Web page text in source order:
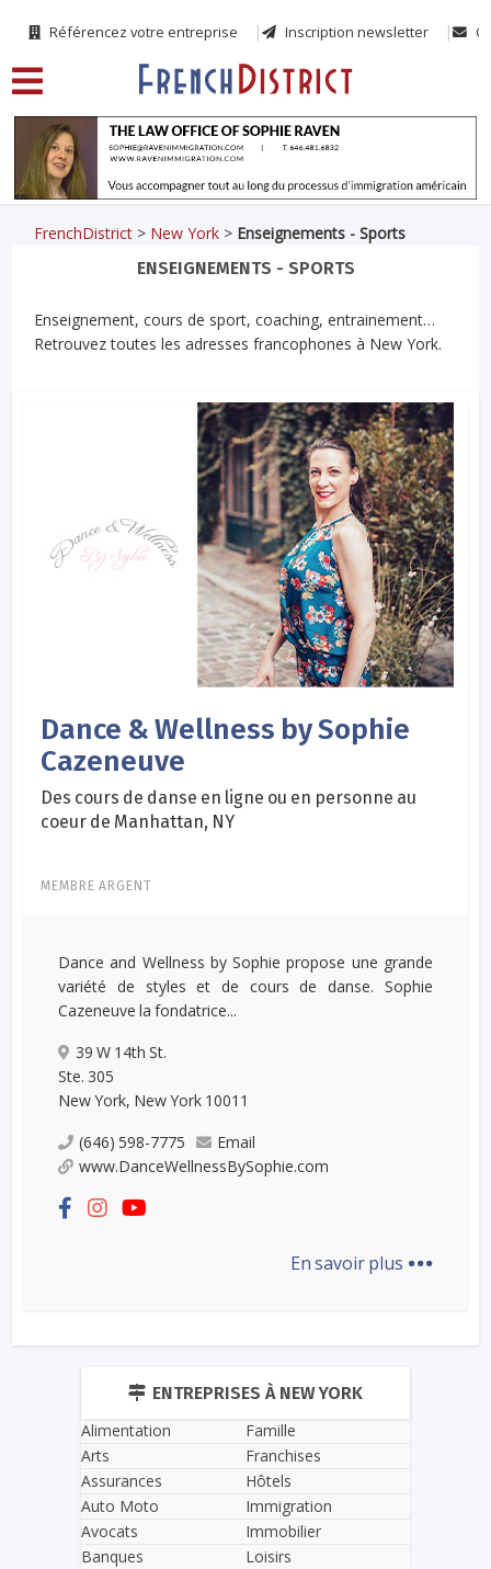
Référencez votre entreprise Inscription newsletter
FrenchDistrict > New York > Enseignements - Sports
ENSEIGNEMENTS - SPORTS
Enseignement, cours de sport, coaching, entrainement…
Retrouvez toutes les adresses francophones à New York.
Dance & Wellness by Sophie
Cazeneuve
Des cours de danse en ligne ou en personne au
coeur de Manhattan, NY
MEMBRE ARGENT
Dance and Wellness by Sophie propose une grande
variété de styles et de cours de danse. Sophie
Cazeneuve la fondatrice...
39 W 14th St.
Ste. 305
New York, New York 10011
(646) 598-7775
Email
www.DanceWellnessBySophie.com
En savoir plus ...
ENTREPRISES À NEW YORK
Alimentation
Arts
Assurances
Auto Moto
Avocats
Banques
Famille
Franchises
Hôtels
Immigration
Immobilier
Loisirs